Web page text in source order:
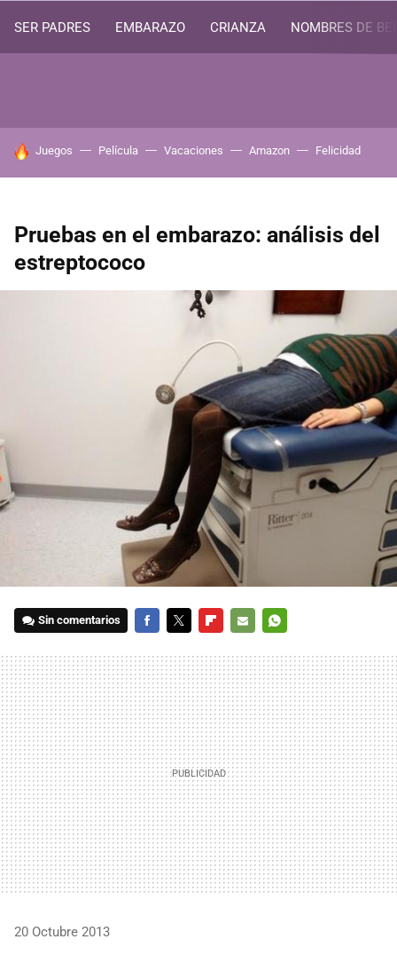
SER PADRES EMBARAZO CRIANZA NOMBRES DE
HOY SE HABLA DE
Juegos Película Vacaciones Amazon Felicidad
Pruebas en el embarazo: análisis del
estreptococo
Sin comentarios
MAIL
20 Octubre 2013